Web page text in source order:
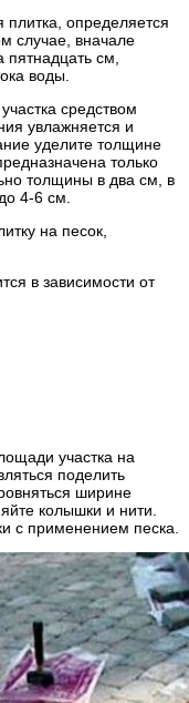
плитка, определяется
случае, вначале
см,
воды.
средством
увлажняется и
уделите толщине
только
толщины в два см, в
4-6 см.
на песок,
в зависимости от
участка на
поделить
ширине
колышки и нити.
с применением песка.